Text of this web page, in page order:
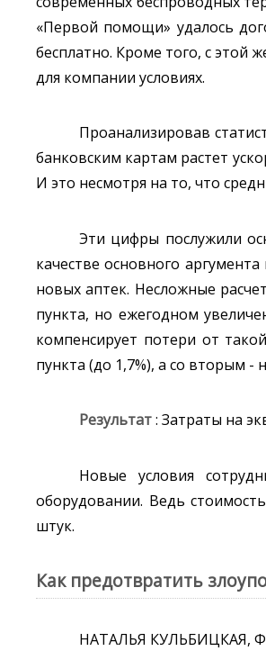
«Первой помощи» удалось
бесплатно. Кроме того, с этой
для компании условиях.
Проанализировав
банковским картам растет
И это несмотря на то, что
Эти цифры послужили
качестве основного
новых аптек. Несложные
пункта, но ежегодном
компенсирует потери от
пункта (до 1,7%), а со вторым -
Результат: Затраты на
Новые условия
оборудовании. Ведь
штук.
Как предотвратить
НАТАЛЬЯ КУЛЬБИЦКАЯ,